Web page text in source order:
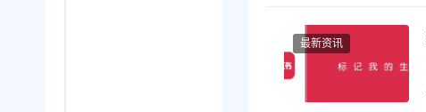
最新资讯